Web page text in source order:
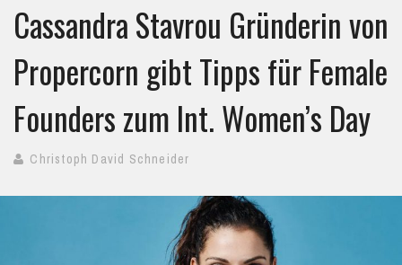
Cassandra Stavrou Gründerin von
Propercorn gibt Tipps für Female
Founders zum Int. Women’s Day
Christoph David Schneider